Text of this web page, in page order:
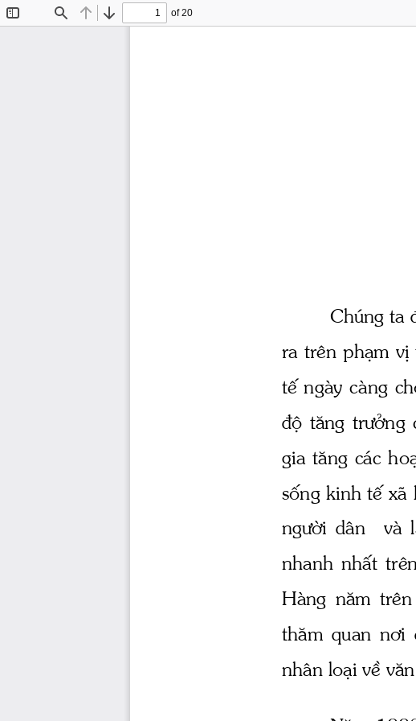
Find Previous
Next
of 20
Chóng ta
ra trªn ph¹m
tÕ ngμy cμng
®é  t ̈ng tr­ëng
gia t ̈ng c ̧c
sèng kinh tÕ
ng­êi
d©n    vμ
nhanh  nhÊt
Hμng  n ̈m  trªn
th ̈m  quan  n¬i
nh©n lo¹i vÒ v